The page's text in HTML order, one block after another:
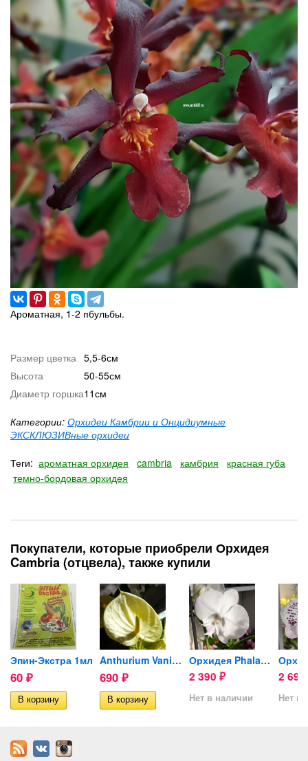
Ароматная, 1-2 пбульбы.
Размер цветка 5,5-6см
Высота
50-55см
Диаметр горшка11см
Категории: Орхидеи Камбрии и Онцидиумные
ЭКСКЛЮЗИВные орхидеи
Теги: ароматная орхидея cambria камбрия
красная губа
темно-бордовая орхидея
Покупатели, которые приобрели Орхидея
Cambria (отцвела), также купили
Эпин-Экстра 1мл
60 ₽
Anthurium Vanilla (деленка...
690 ₽
Орхидея Phalaenopsis Manta...
2 390 ₽
Нет в наличии
2 690
Нет в